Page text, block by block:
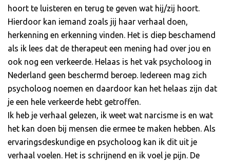
hoort te luisteren en terug te geven wat hij/zij hoort.
Hierdoor kan iemand zoals jij haar verhaal doen,
herkenning en erkenning vinden. Het is diep beschamend
als ik lees dat de therapeut een mening had over jou en
ook nog een verkeerde. Helaas is het vak psycholoog in
Nederland geen beschermd beroep. Iedereen mag zich
psycholoog noemen en daardoor kan het helaas zijn dat
je een hele verkeerde hebt getroffen.
Ik heb je verhaal gelezen, ik weet wat narcisme is en wat
het kan doen bij mensen die ermee te maken hebben. Als
ervaringsdeskundige en psycholoog kan ik dit uit je
verhaal voelen. Het is schrijnend en ik voel je pijn. De